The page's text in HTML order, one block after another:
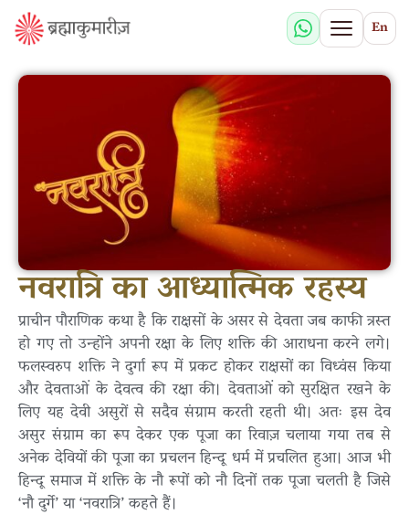
En
नवरात्रि का आध्यात्मिक रहस्य
प्राचीन पौराणिक कथा है कि राक्षसों के असर से देवता जब काफी त्रस्त
हो गए तो उन्होंने अपनी रक्षा के लिए शक्ति की आराधना करने लगे।
फलस्वरुप शक्ति ने दुर्गा रूप में प्रकट होकर राक्षसों का विध्वंस किया
और देवताओं के देवत्व की रक्षा की। देवताओं को सुरक्षित रखने के
लिए यह देवी असुरों से सदैव संग्राम करती रहती थी। अतः इस देव
असुर संग्राम का रूप देकर एक पूजा का रिवाज़ चलाया गया तब से
अनेक देवियों की पूजा का प्रचलन हिन्दू धर्म में प्रचलित हुआ। आज भी
हिन्दू समाज में शक्ति के नौ रूपों को नौ दिनों तक पूजा चलती है जिसे
‘नौ दुर्गे’ या ‘नवरात्रि’ कहते हैं।